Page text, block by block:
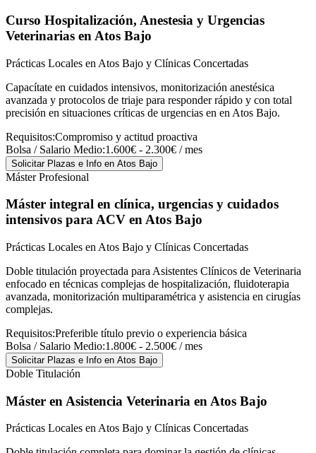
Curso Hospitalización, Anestesia y Urgencias
Veterinarias en Atos Bajo
Prácticas Locales en Atos Bajo y Clínicas Concertadas
Capacítate en cuidados intensivos, monitorización anestésica
avanzada y protocolos de triaje para responder rápido y con total
precisión en situaciones críticas de urgencias en en Atos Bajo.
Requisitos:Compromiso y actitud proactiva
Bolsa / Salario Medio:1.600€ - 2.300€ / mes
Solicitar Plazas e Info en Atos Bajo
Máster Profesional
Máster integral en clínica, urgencias y cuidados
intensivos para ACV en Atos Bajo
Prácticas Locales en Atos Bajo y Clínicas Concertadas
Doble titulación proyectada para Asistentes Clínicos de Veterinaria
enfocado en técnicas complejas de hospitalización, fluidoterapia
avanzada, monitorización multiparamétrica y asistencia en cirugías
complejas.
Requisitos:Preferible título previo o experiencia básica
Bolsa / Salario Medio:1.800€ - 2.500€ / mes
Solicitar Plazas e Info en Atos Bajo
Doble Titulación
Máster en Asistencia Veterinaria en Atos Bajo
Prácticas Locales en Atos Bajo y Clínicas Concertadas